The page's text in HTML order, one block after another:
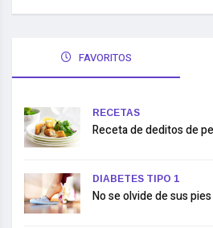
FAVORITOS
RECETAS
Receta de deditos de
DIABETES TIPO 1
No se olvide de sus pies